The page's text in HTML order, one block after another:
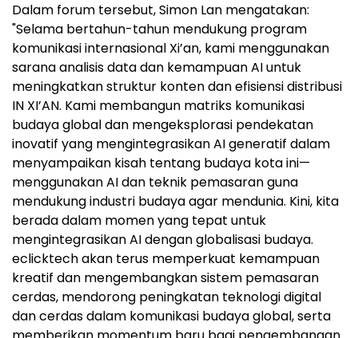
Dalam forum tersebut, Simon Lan mengatakan:
"Selama bertahun-tahun mendukung program
komunikasi internasional Xi’an, kami menggunakan
sarana analisis data dan kemampuan AI untuk
meningkatkan struktur konten dan efisiensi distribusi
IN XI’AN. Kami membangun matriks komunikasi
budaya global dan mengeksplorasi pendekatan
inovatif yang mengintegrasikan AI generatif dalam
menyampaikan kisah tentang budaya kota ini—
menggunakan AI dan teknik pemasaran guna
mendukung industri budaya agar mendunia. Kini, kita
berada dalam momen yang tepat untuk
mengintegrasikan AI dengan globalisasi budaya.
eclicktech akan terus memperkuat kemampuan
kreatif dan mengembangkan sistem pemasaran
cerdas, mendorong peningkatan teknologi digital
dan cerdas dalam komunikasi budaya global, serta